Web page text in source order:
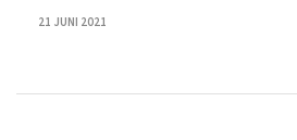
21 JUNI 2021